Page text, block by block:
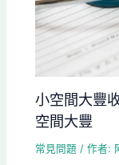
小空間大豐
空間大豐
常見問題 / 作者: